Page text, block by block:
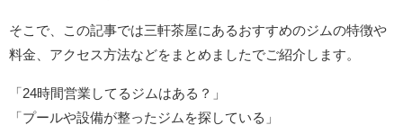
そこで、この記事では三軒茶屋にあるおすすめのジムの特徴や
料金、アクセス方法などをまとめましたでご紹介します。
「24時間営業してるジムはある？」
「プールや設備が整ったジムを探している」